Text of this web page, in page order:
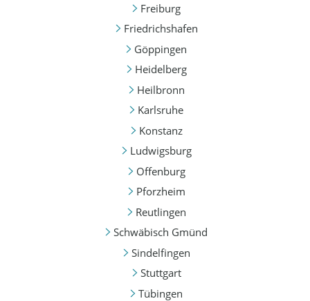
Freiburg
Friedrichshafen
Göppingen
Heidelberg
Heilbronn
Karlsruhe
Konstanz
Ludwigsburg
Offenburg
Pforzheim
Reutlingen
Schwäbisch Gmünd
Sindelfingen
Stuttgart
Tübingen